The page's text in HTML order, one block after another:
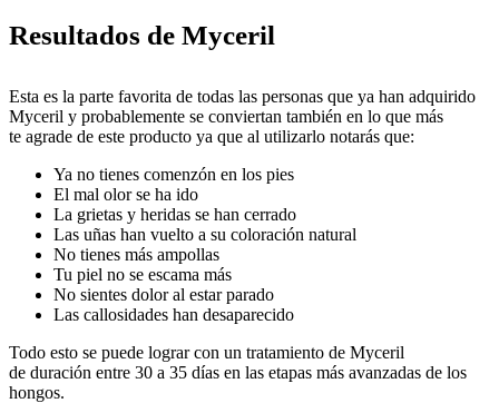
Resultados de Myceril
Esta es la parte favorita de todas las personas que ya han adquirido
Myceril y probablemente se conviertan también en lo que más
te agrade de este producto ya que al utilizarlo notarás que:
Ya no tienes comenzón en los pies
El mal olor se ha ido
La grietas y heridas se han cerrado
Las uñas han vuelto a su coloración natural
No tienes más ampollas
Tu piel no se escama más
No sientes dolor al estar parado
Las callosidades han desaparecido
Todo esto se puede lograr con un tratamiento de Myceril
de duración entre 30 a 35 días en las etapas más avanzadas de los
hongos.